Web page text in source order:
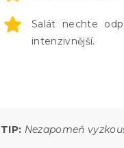
Salát nechte
intenzivnější.
TIP: Nezapomeň